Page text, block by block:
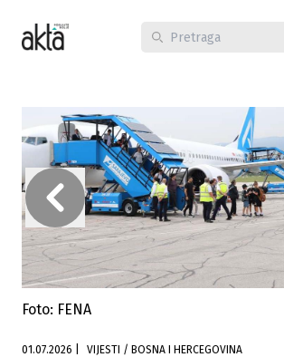
Foto: FENA
01.07.2026 VIJESTI / BOSNA I HERCEGOVINA